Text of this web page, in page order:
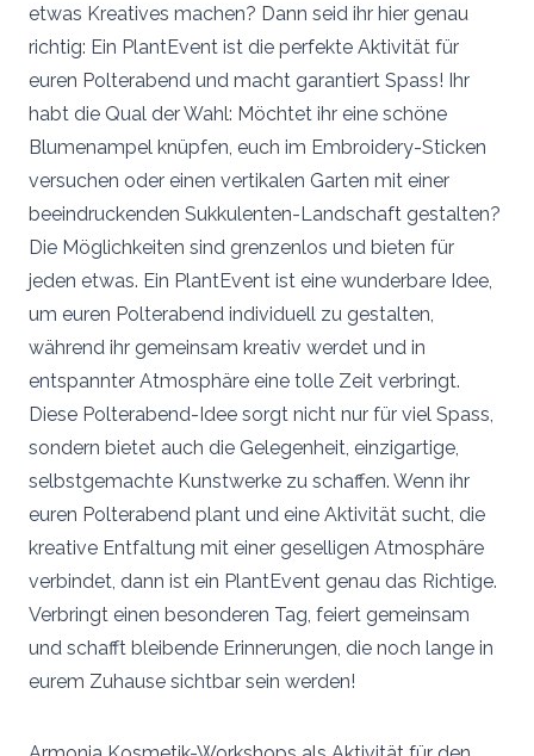
etwas Kreatives machen? Dann seid ihr hier genau
richtig: Ein PlantEvent ist die perfekte Aktivität für
euren Polterabend und macht garantiert Spass! Ihr
habt die Qual der Wahl: Möchtet ihr eine schöne
Blumenampel knüpfen, euch im Embroidery-Sticken
versuchen oder einen vertikalen Garten mit einer
beeindruckenden Sukkulenten-Landschaft gestalten?
Die Möglichkeiten sind grenzenlos und bieten für
jeden etwas. Ein PlantEvent ist eine wunderbare Idee,
um euren Polterabend individuell zu gestalten,
während ihr gemeinsam kreativ werdet und in
entspannter Atmosphäre eine tolle Zeit verbringt.
Diese Polterabend-Idee sorgt nicht nur für viel Spass,
sondern bietet auch die Gelegenheit, einzigartige,
selbstgemachte Kunstwerke zu schaffen. Wenn ihr
euren Polterabend plant und eine Aktivität sucht, die
kreative Entfaltung mit einer geselligen Atmosphäre
verbindet, dann ist ein PlantEvent genau das Richtige.
Verbringt einen besonderen Tag, feiert gemeinsam
und schafft bleibende Erinnerungen, die noch lange in
eurem Zuhause sichtbar sein werden!